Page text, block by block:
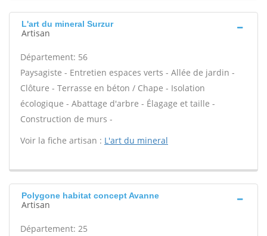
L'art du mineral Surzur
Artisan
Département: 56
Paysagiste - Entretien espaces verts - Allée de jardin -
Clôture - Terrasse en béton / Chape - Isolation
écologique - Abattage d'arbre - Élagage et taille -
Construction de murs -
Voir la fiche artisan : L'art du mineral
Polygone habitat concept Avanne
Artisan
Département: 25